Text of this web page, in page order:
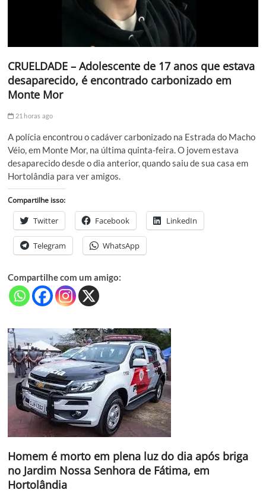
CRUELDADE – Adolescente de 17 anos que estava
desaparecido, é encontrado carbonizado em
Monte Mor
21 horas ago
A polícia encontrou o cadáver carbonizado na Estrada do Macho
Véio, em Monte Mor, na última quinta-feira. O jovem estava
desaparecido desde o dia anterior, quando saiu de sua casa em
Hortolândia para ver amigos.
Compartilhe isso:
Twitter Facebook LinkedIn
Telegram WhatsApp
Compartilhe com um amigo:
Homem é morto em plena luz do dia após briga
no Jardim Nossa Senhora de Fátima, em
Hortolândia